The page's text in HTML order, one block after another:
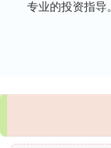
专业的投资指导。